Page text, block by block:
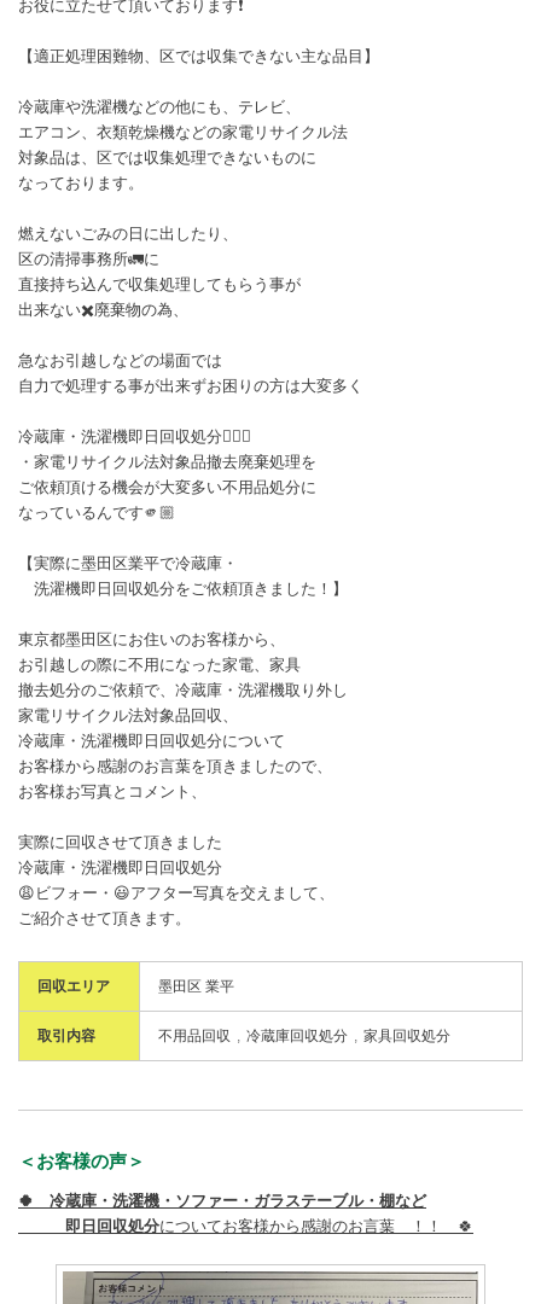
お役に立たせて頂いております❗
【適正処理困難物、区では収集できない主な品目】
冷蔵庫や洗濯機などの他にも、テレビ、
エアコン、衣類乾燥機などの家電リサイクル法
対象品は、区では収集処理できないものに
なっております。
燃えないごみの日に出したり、
区の清掃事務所🚛に
直接持ち込んで収集処理してもらう事が
出来ない✖️廃棄物の為、
急なお引越しなどの場面では
自力で処理する事が出来ずお困りの方は大変多く
冷蔵庫・洗濯機即日回収処分🧗🏻‍♀️
・家電リサイクル法対象品撤去廃棄処理を
ご依頼頂ける機会が大変多い不用品処分に
なっているんです🫵🏼
【実際に墨田区業平で冷蔵庫・
洗濯機即日回収処分をご依頼頂きました！】
東京都墨田区にお住いのお客様から、
お引越しの際に不用になった家電、家具
撤去処分のご依頼で、冷蔵庫・洗濯機取り外し
家電リサイクル法対象品回収、
冷蔵庫・洗濯機即日回収処分について
お客様から感謝のお言葉を頂きましたので、
お客様お写真とコメント、
実際に回収させて頂きました
冷蔵庫・洗濯機即日回収処分
😩ビフォー・😃アフター写真を交えまして、
ご紹介させて頂きます。
回収エリア 墨田区 業平
取引内容 不用品回収 冷蔵庫回収処分 家具回収処分
＜お客様の声＞
🍀 冷蔵庫・洗濯機・ソファー・ガラステーブル・棚など
即日回収処分についてお客様から感謝のお言葉 ！！ 🍀